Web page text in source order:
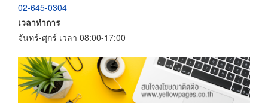
02-645-0304
เวลาทำการ
จันทร์-ศุกร์ เวลา 08:00-17:00